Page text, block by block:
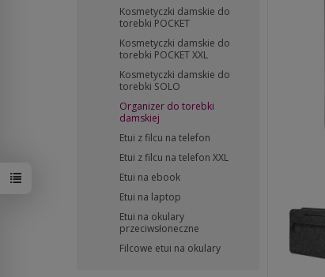
Kosmetyczki damskie do
torebki POCKET
Kosmetyczki damskie do
torebki POCKET XXL
Kosmetyczki damskie do
torebki SOLO
Organizer do torebki
damskiej
Etui z filcu na telefon
Etui z filcu na telefon XXL
Etui na ebook
Etui na laptop
Etui na okulary
przeciwsłoneczne
Filcowe etui na okulary